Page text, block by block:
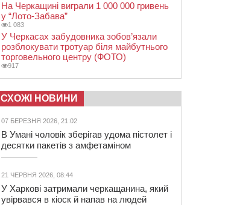
На Черкащині виграли 1 000 000 гривень
у “Лото-Забава”
1 083
У Черкасах забудовника зобов’язали
розблокувати тротуар біля майбутнього
торговельного центру (ФОТО)
917
СХОЖІ НОВИНИ
07 БЕРЕЗНЯ 2026, 21:02
В Умані чоловік зберігав удома пістолет і
десятки пакетів з амфетаміном
21 ЧЕРВНЯ 2026, 08:44
У Харкові затримали черкащанина, який
увірвався в кіоск й напав на людей